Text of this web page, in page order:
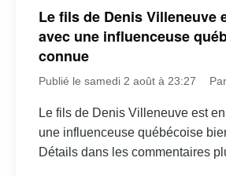
Le fils de Denis Villeneuve
avec une influenceuse
connue
Publié le samedi 2 août à 23:27
Le fils de Denis Villeneuve est
une influenceuse québécoise
Détails dans les commentaires